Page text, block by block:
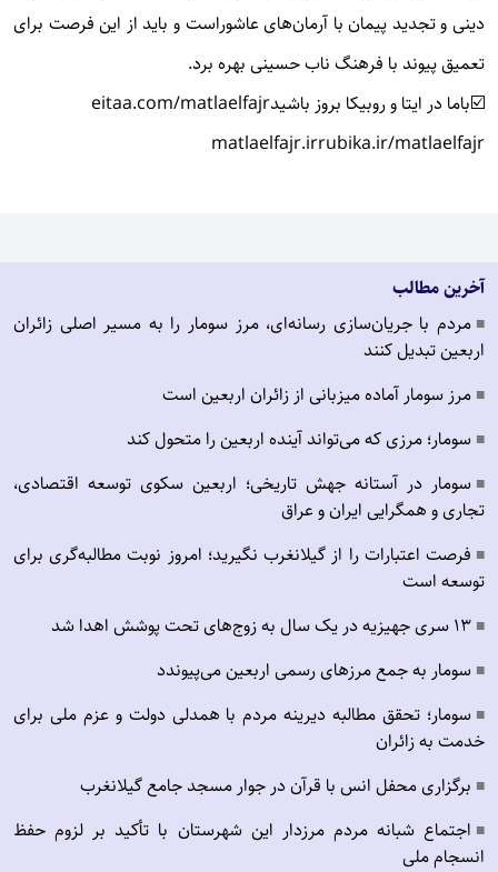
دینی و تجدید پیمان با آرمان‌های عاشوراست و باید از این فرصت برای
تعمیق پیوند با فرهنگ ناب حسینی بهره برد.
☑️باما در ایتا و روبیکا بروز باشیدeitaa.com/matlaelfajr
rubika.ir/matlaelfajr
matlaelfajr.ir
آخرین مطالب
■ مردم با جریان‌سازی رسانه‌ای، مرز سومار را به مسیر اصلی زائران
اربعین تبدیل کنند
■ مرز سومار آماده میزبانی از زائران اربعین است
■ سومار؛ مرزی که می‌تواند آینده اربعین را متحول کند
■ سومار در آستانه جهش تاریخی؛ اربعین سکوی توسعه اقتصادی،
تجاری و همگرایی ایران و عراق
■ فرصت اعتبارات را از گیلانغرب نگیرید؛ امروز نوبت مطالبه‌گری برای
توسعه است
■ ۱۳ سری جهیزیه در یک سال به زوج‌های تحت پوشش اهدا شد
■ سومار به جمع مرزهای رسمی اربعین می‌پیوندد
■ سومار؛ تحقق مطالبه دیرینه مردم با همدلی دولت و عزم ملی برای
خدمت به زائران
■ برگزاری محفل انس با قرآن در جوار مسجد جامع گیلانغرب
■ اجتماع شبانه مردم مرزدار این شهرستان با تأکید بر لزوم حفظ
انسجام ملی